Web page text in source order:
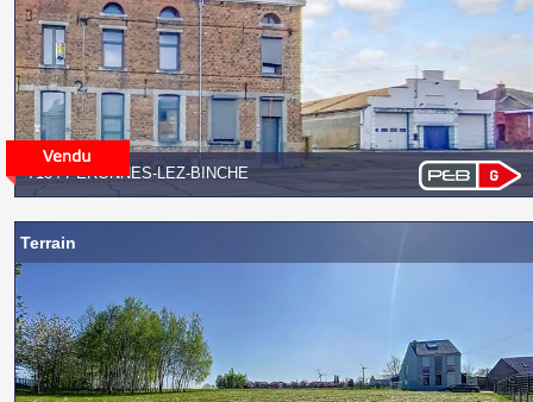
7134 PÉRONNES-LEZ-BINCHE
Terrain